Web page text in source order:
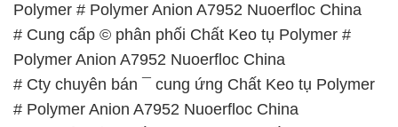
Polymer # Polymer Anion A7952 Nuoerfloc China
# Cung cấp © phân phối Chất Keo tụ Polymer #
Polymer Anion A7952 Nuoerfloc China
# Cty chuyên bán ¯ cung ứng Chất Keo tụ Polymer
# Polymer Anion A7952 Nuoerfloc China